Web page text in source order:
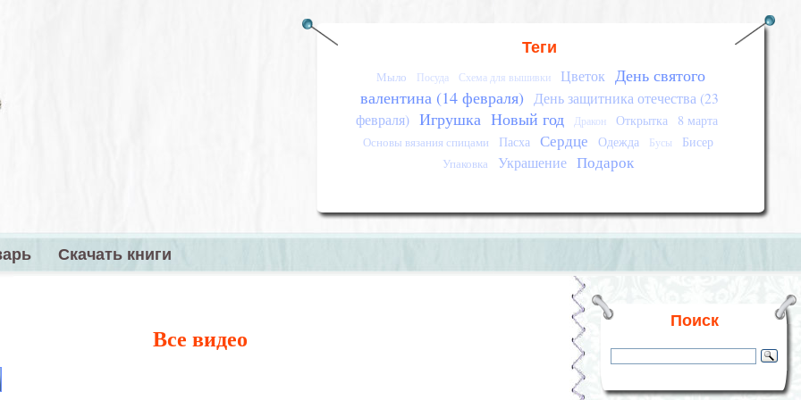
Теги
Мыло Посуда Схема для вышивки Цветок День святого
валентина (14 февраля)
День защитника отечества (23
февраля) Игрушка Новый год Дракон Открытка 8 марта
Основы вязания спицами Пасха Сердце Одежда Бусы Бисер
Упаковка Украшение Подарок
Скачать книги
Все видео
Поиск